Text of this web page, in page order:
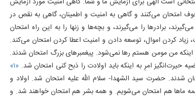
امتحان می‌کنند و گاهی به امنیت و اطمینان، گاهی به نقص در
برادرها را می‌گیرند، و بچه‌ها و زنها را به این راه امتحان
زیاد کردن اموال، توسعه دادن و امنیت اعطا کردن امتحان می‌کند.
من مومن هستم رها نمی‌شود. پیغمبرهای بزرگ امتحان شدند.
حیرت‌انگیز امرِ به اینکه باید اولادت را ذبح کنی امتحان شد. «۱»
شدند. حضرت سید الشهدا- سلام الله علیه امتحان شد. اولاد و
ماها هم امتحان می‌شویم. و همه بشر هم امتحان خواهند شد. و